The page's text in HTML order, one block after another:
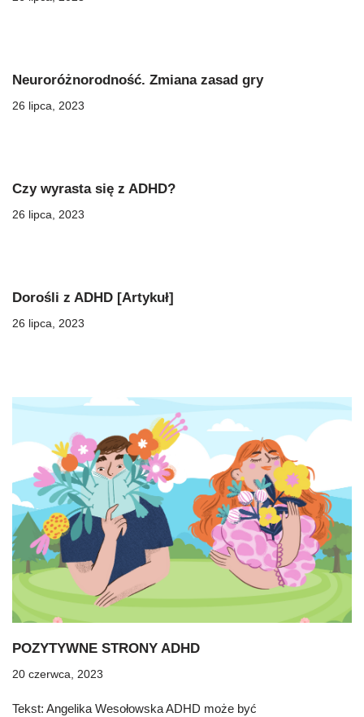
Neuroróżnorodność. Zmiana zasad gry
26 lipca, 2023
Czy wyrasta się z ADHD?
26 lipca, 2023
Dorośli z ADHD [Artykuł]
26 lipca, 2023
POZYTYWNE STRONY ADHD
20 czerwca, 2023
Tekst: Angelika Wesołowska ADHD może być